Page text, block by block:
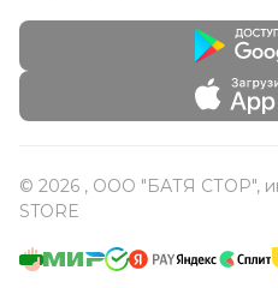
© 2026 , ООО "БАТЯ СТОР",
STORE